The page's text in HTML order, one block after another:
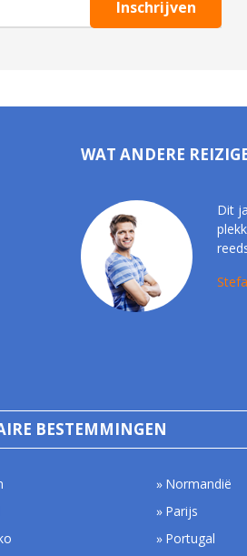
WAT ANDERE
Dit
BESTEMMINGEN
Normandië
Parijs
Portugal